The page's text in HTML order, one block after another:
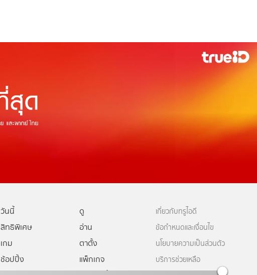
วันนี้
ดู
สิทธิพิเศษ
อ่าน
เกม
ตาตั้ง
ช้อปปิ้ง
แพ็กเกจ
เกี่ยวกับทรูไอดี
ข้อกำหนดและเงื่อนไข
นโยบายความเป็นส่วนตัว
บริการช่วยเหลือ